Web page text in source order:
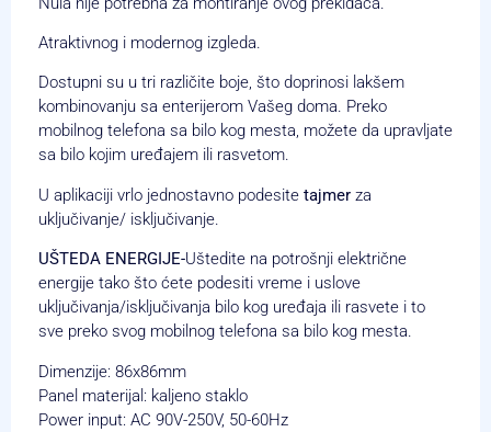
Atraktivnog i modernog izgleda.
Dostupni su u tri različite boje, što doprinosi lakšem
kombinovanju sa enterijerom Vašeg doma. Preko
mobilnog telefona sa bilo kog mesta, možete da upravljate
sa bilo kojim uređajem ili rasvetom.
U aplikaciji vrlo jednostavno podesite tajmer za
uključivanje/ isključivanje.
UŠTEDA ENERGIJE-Uštedite na potrošnji električne
energije tako što ćete podesiti vreme i uslove
uključivanja/isključivanja bilo kog uređaja ili rasvete i to
sve preko svog mobilnog telefona sa bilo kog mesta.
Dimenzije: 86x86mm
Panel materijal: kaljeno staklo
Power input: AC 90V-250V, 50-60Hz